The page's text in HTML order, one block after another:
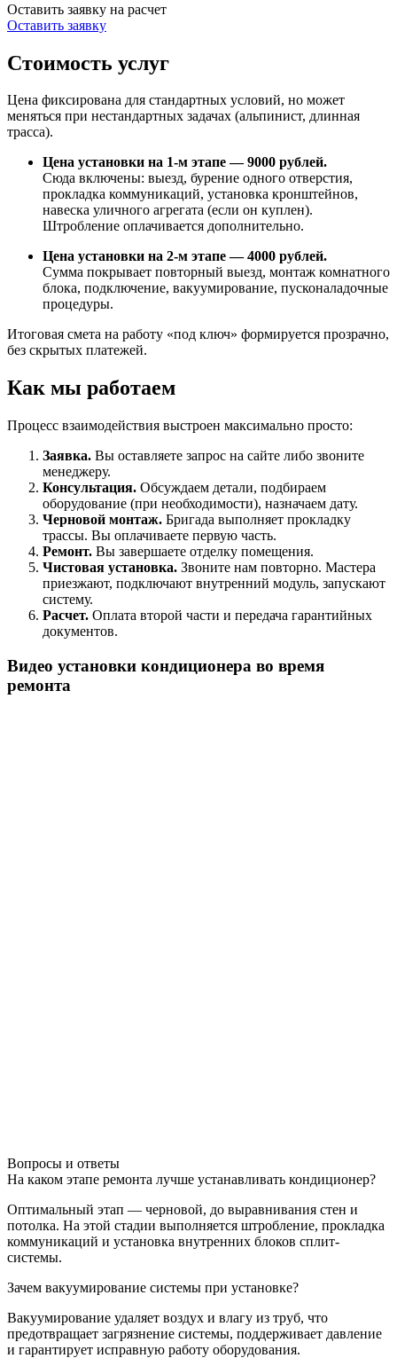
Оставить заявку на расчет
Оставить заявку
Стоимость услуг
Цена фиксирована для стандартных условий, но может
меняться при нестандартных задачах (альпинист, длинная
трасса).
Цена установки на 1-м этапе — 9000 рублей.
Сюда включены: выезд, бурение одного отверстия,
прокладка коммуникаций, установка кронштейнов,
навеска уличного агрегата (если он куплен).
Штробление оплачивается дополнительно.
Цена установки на 2-м этапе — 4000 рублей.
Сумма покрывает повторный выезд, монтаж комнатного
блока, подключение, вакуумирование, пусконаладочные
процедуры.
Итоговая смета на работу «под ключ» формируется прозрачно,
без скрытых платежей.
Как мы работаем
Процесс взаимодействия выстроен максимально просто:
Заявка. Вы оставляете запрос на сайте либо звоните
менеджеру.
Консультация. Обсуждаем детали, подбираем
оборудование (при необходимости), назначаем дату.
Черновой монтаж. Бригада выполняет прокладку
трассы. Вы оплачиваете первую часть.
Ремонт. Вы завершаете отделку помещения.
Чистовая установка. Звоните нам повторно. Мастера
приезжают, подключают внутренний модуль, запускают
систему.
Расчет. Оплата второй части и передача гарантийных
документов.
Видео установки кондиционера во время
ремонта
Вопросы и ответы
На каком этапе ремонта лучше устанавливать кондиционер?
Оптимальный этап — черновой, до выравнивания стен и
потолка. На этой стадии выполняется штробление, прокладка
коммуникаций и установка внутренних блоков сплит-
системы.
Зачем вакуумирование системы при установке?
Вакуумирование удаляет воздух и влагу из труб, что
предотвращает загрязнение системы, поддерживает давление
и гарантирует исправную работу оборудования.